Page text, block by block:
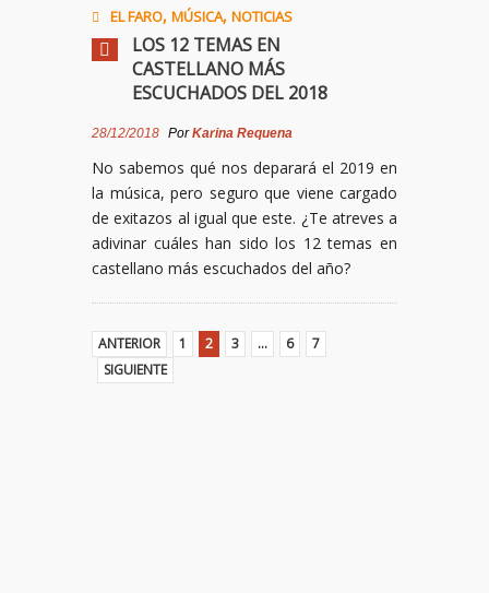
EL FARO, MÚSICA, NOTICIAS
LOS 12 TEMAS EN
CASTELLANO MÁS
ESCUCHADOS DEL 2018
28/12/2018 PorKarina Requena
No sabemos qué nos deparará el 2019 en
la música, pero seguro que viene cargado
de exitazos al igual que este. ¿Te atreves a
adivinar cuáles han sido los 12 temas en
castellano más escuchados del año?
ANTERIOR 1 2 3 … 6
7
SIGUIENTE